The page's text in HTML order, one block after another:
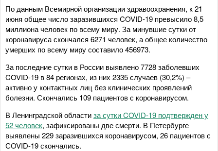
По данным Всемирной организации здравоохранения, к 21
июня общее число заразившихся COVID-19 превысило 8,5
миллиона человек по всему миру. За минувшие сутки от
коронавируса скончался 6271 человек, а общее количество
умерших по всему миру составило 456973.
За последние сутки в России выявлено 7728 заболевших
COVID-19 в 84 регионах, из них 2335 случаев (30,2%) –
активно у контактных лиц без клинических проявлений
болезни. Скончались 109 пациентов с коронавирусом.
В Ленинградской областиза сутки COVID-19 подтвержден у
52 человек, зафиксированы две смерти. В Петербурге
выявлены 229 заразившихся коронавирусом, 26 пациентов с
СOVID-19 скончались.